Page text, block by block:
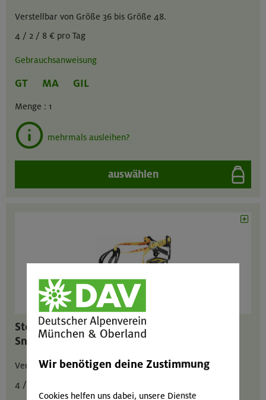
Verstellbar von Größe 36 bis Größe 48.
4 / 2 / 8 € pro Tag
Gebrauchsanweisung
GT MA GIL
Menge : 1
mehrmals ausleihen?
auswählen
Steigeisen mit Riemen für
Snowboardsoftboots
Verstellbar von Größe 36 bis Größe 46.
4 / 2 / 8 € pro Tag
Wir benötigen deine Zustimmung
Cookies helfen uns dabei, unsere Dienste